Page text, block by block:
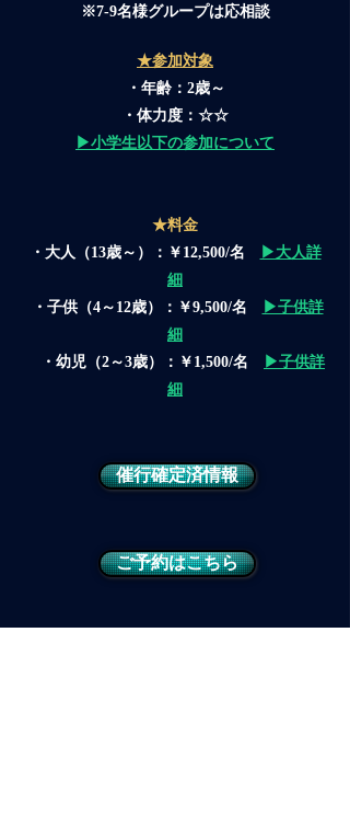
※7-9名様グループは応相談
★参加対象
・年齢：2歳～​
・体力度：☆☆
​▶小学生以下の参加について
★料金
・大人（13歳～）：￥12,500/名
▶大人詳
細
・子供（4～12歳）：￥9,500/名
▶子供詳
細
・幼児（2～3歳）：￥1,500/名
▶子供詳
細
催行確定済情報
ご予約はこちら